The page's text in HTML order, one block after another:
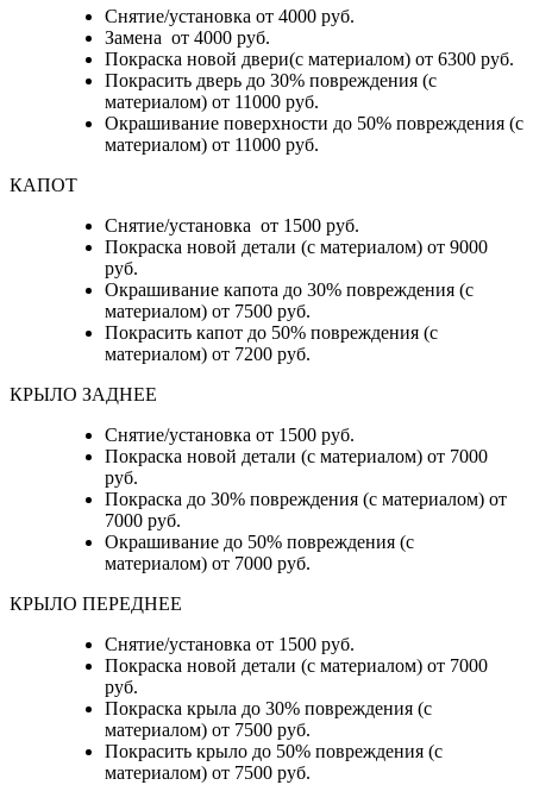
Снятие/установка от 4000 руб.
Замена от 4000 руб.
Покраска новой двери(с материалом) от 6300 руб.
Покрасить дверь до 30% повреждения (с
материалом) от 11000 руб.
Окрашивание поверхности до 50% повреждения (с
материалом) от 11000 руб.
КАПОТ
Снятие/установка от 1500 руб.
Покраска новой детали (с материалом) от 9000
руб.
Окрашивание капота до 30% повреждения (с
материалом) от 7500 руб.
Покрасить капот до 50% повреждения (с
материалом) от 7200 руб.
КРЫЛО ЗАДНЕЕ
Снятие/установка от 1500 руб.
Покраска новой детали (с материалом) от 7000
руб.
Покраска до 30% повреждения (с материалом) от
7000 руб.
Окрашивание до 50% повреждения (с
материалом) от 7000 руб.
КРЫЛО ПЕРЕДНЕЕ
Снятие/установка от 1500 руб.
Покраска новой детали (с материалом) от 7000
руб.
Покраска крыла до 30% повреждения (с
материалом) от 7500 руб.
Покрасить крыло до 50% повреждения (с
материалом) от 7500 руб.